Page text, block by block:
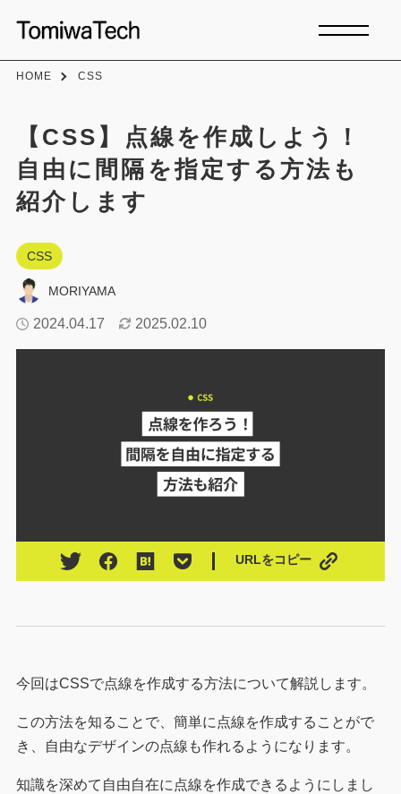
HOME CSS
【CSS】点線を作成しよう！
自由に間隔を指定する方法も
紹介します
CSS
MORIYAMA
2024.04.17 2025.02.10
URLをコピー
今回はCSSで点線を作成する方法について解説します。
この方法を知ることで、簡単に点線を作成することがで
き、自由なデザインの点線も作れるようになります。
知識を深めて自由自在に点線を作成できるようにしまし